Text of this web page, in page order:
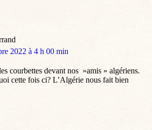
2022 à 4 h 00 min
courbettes devant nos »amis » algériens.
cette fois ci? L’Algérie nous fait bien